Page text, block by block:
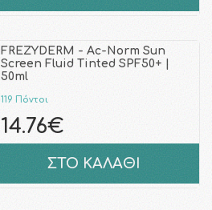
FREZYDERM - Ac-Norm Sun
Screen Fluid Tinted SPF50+ |
50ml
119 Πόντοι
14.76€
ΣΤΟ ΚΑΛΑΘΙ